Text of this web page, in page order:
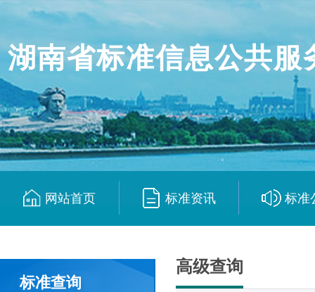
湖南省标准信息公共服
网站首页 标准资讯 标准
标准查询
高级查询